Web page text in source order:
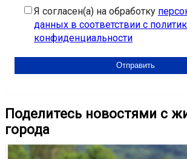
Я согласен(а) на обработку
данных в соответствии с
конфиденциальности
Поделитесь новостями с
города